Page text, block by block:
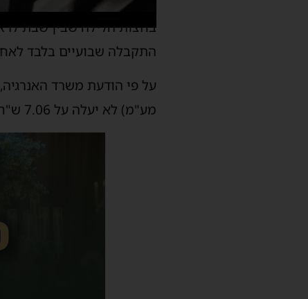
התקבלה שבועיים בלבד לאחר הורדת מס הבלו, ב-
מע"מ) לא יעלה על 7.06 ש"ח לליטר, עליה של 12 אגורות מחודש קודם.